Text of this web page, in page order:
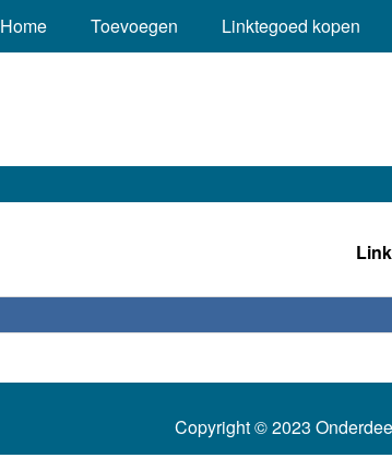
Home Toevoegen Linktegoed kopen
Copyright © 2023